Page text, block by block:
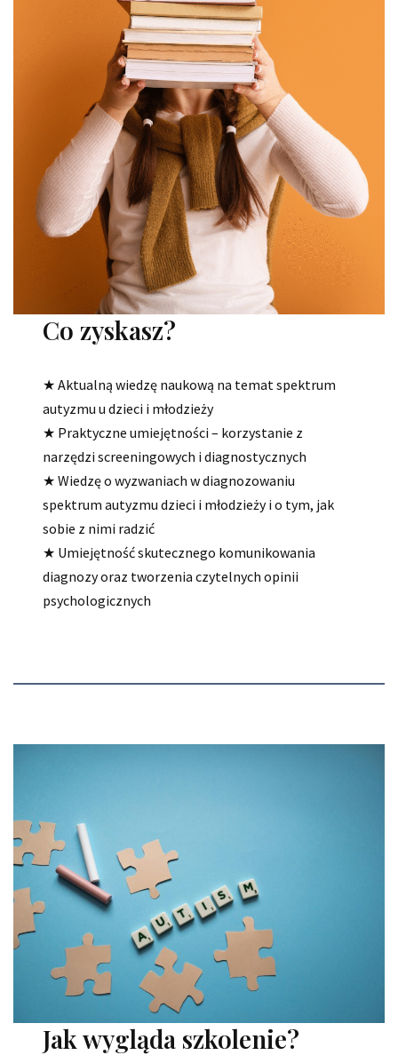
Co zyskasz?
★ Aktualną wiedzę naukową na temat spektrum
autyzmu u dzieci i młodzieży
★ Praktyczne umiejętności – korzystanie z
narzędzi screeningowych i diagnostycznych
★ Wiedzę o wyzwaniach w diagnozowaniu
spektrum autyzmu dzieci i młodzieży i o tym, jak
sobie z nimi radzić
★ Umiejętność skutecznego komunikowania
diagnozy oraz tworzenia czytelnych opinii
psychologicznych
Jak wygląda szkolenie?